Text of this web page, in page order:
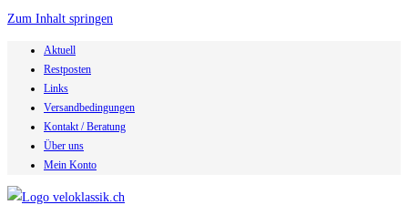
Zum Inhalt springen
Aktuell
Restposten
Links
Versandbedingungen
Kontakt / Beratung
Über uns
Mein Konto